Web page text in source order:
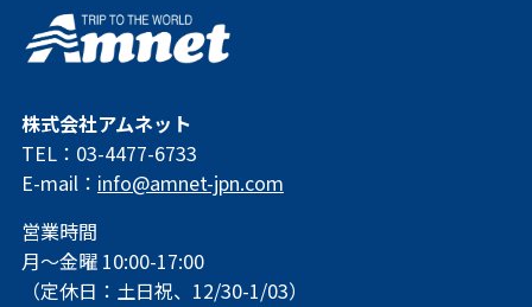
株式会社アムネット
TEL：03-4477-6733
E-mail： info@amnet-jpn.com
営業時間
月～金曜 10:00-17:00
（定休日：土日祝、12/30-1/03）